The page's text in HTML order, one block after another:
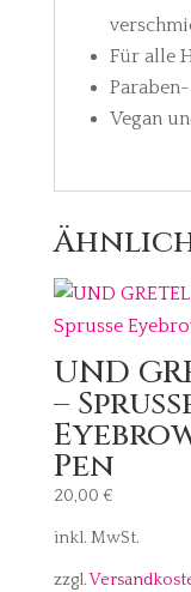
Für alle
Vegan
UND
–
Pen
20,00 €
inkl. MwSt.
zzgl.